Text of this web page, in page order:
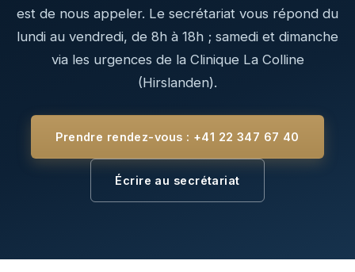
est de nous appeler. Le secrétariat vous répond du
lundi au vendredi, de 8h à 18h ; samedi et dimanche
via les urgences de la Clinique La Colline
(Hirslanden).
Prendre rendez-vous : +41 22 347 67 40
Écrire au secrétariat